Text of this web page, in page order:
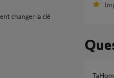
changer la clé
TaHoma Switch déconnectée du jour au